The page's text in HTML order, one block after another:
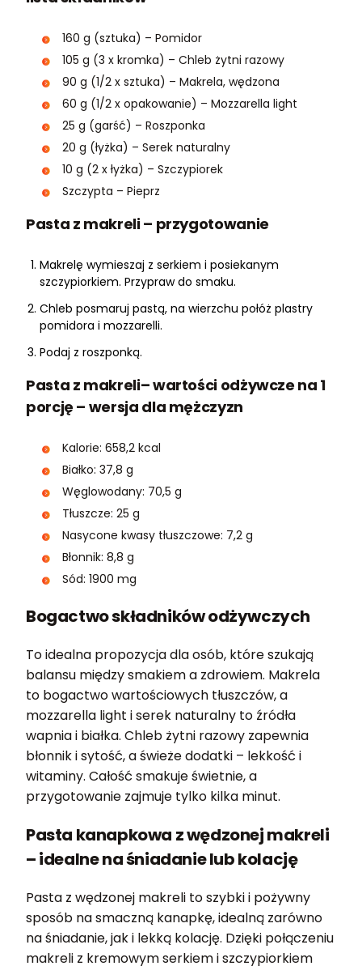
160 g (sztuka) – Pomidor
105 g (3 x kromka) – Chleb żytni razowy
90 g (1/2 x sztuka) – Makrela, wędzona
60 g (1/2 x opakowanie) – Mozzarella light
25 g (garść) – Roszponka
20 g (łyżka) – Serek naturalny
10 g (2 x łyżka) – Szczypiorek
Szczypta – Pieprz
Pasta z makreli – przygotowanie
Makrelę wymieszaj z serkiem i posiekanym
szczypiorkiem. Przypraw do smaku.
Chleb posmaruj pastą, na wierzchu połóż plastry
pomidora i mozzarelli.
Podaj z roszponką.
Pasta z makreli– wartości odżywcze na 1
porcję – wersja dla mężczyzn
Kalorie: 658,2 kcal
Białko: 37,8 g
Węglowodany: 70,5 g
Tłuszcze: 25 g
Nasycone kwasy tłuszczowe: 7,2 g
Błonnik: 8,8 g
Sód: 1900 mg
Bogactwo składników odżywczych
To idealna propozycja dla osób, które szukają
balansu między smakiem a zdrowiem. Makrela
to bogactwo wartościowych tłuszczów, a
mozzarella light i serek naturalny to źródła
wapnia i białka. Chleb żytni razowy zapewnia
błonnik i sytość, a świeże dodatki – lekkość i
witaminy. Całość smakuje świetnie, a
przygotowanie zajmuje tylko kilka minut.
Pasta kanapkowa z wędzonej makreli
– idealne na śniadanie lub kolację
Pasta z wędzonej makreli to szybki i pożywny
sposób na smaczną kanapkę, idealną zarówno
na śniadanie, jak i lekką kolację. Dzięki połączeniu
makreli z kremowym serkiem i szczypiorkiem